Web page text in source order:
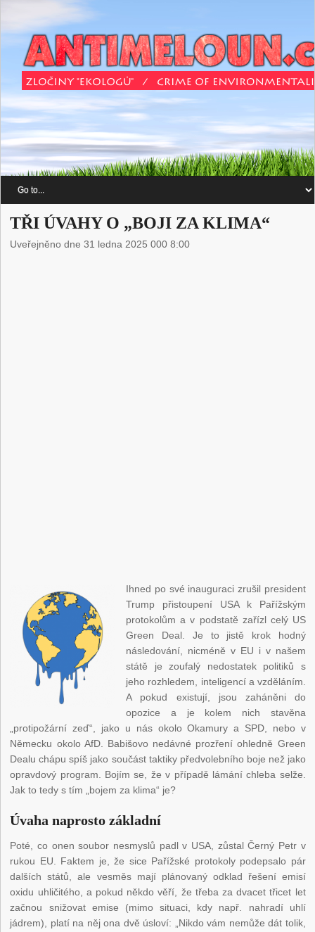
TŘI ÚVAHY O „BOJI ZA KLIMA“
Uveřejněno dne 31 ledna 2025 000 8:00
Ihned po své inauguraci zrušil president
Trump přistoupení USA k Pařížským
protokolům a v podstatě zařízl celý US
Green Deal. Je to jistě krok hodný
následování, nicméně v EU i v našem
státě je zoufalý nedostatek politiků s
jeho rozhledem, inteligencí a vzděláním.
A pokud existují, jsou zaháněni do
opozice a je kolem nich stavěna
„protipožární zeď“, jako u nás okolo Okamury a SPD, nebo v
Německu okolo AfD. Babišovo nedávné prozření ohledně Green
Dealu chápu spíš jako součást taktiky předvolebního boje než jako
opravdový program. Bojím se, že v případě lámání chleba selže.
Jak to tedy s tím „bojem za klima“ je?
Úvaha naprosto základní
Poté, co onen soubor nesmyslů padl v USA, zůstal Černý Petr v
rukou EU. Faktem je, že sice Pařížské protokoly podepsalo pár
dalších států, ale vesměs mají plánovaný odklad řešení emisí
oxidu uhličitého, a pokud někdo věří, že třeba za dvacet třicet let
začnou snižovat emise (mimo situaci, kdy např. nahradí uhlí
jádrem), platí na něj ona dvě úsloví: „Nikdo vám nemůže dát tolik,